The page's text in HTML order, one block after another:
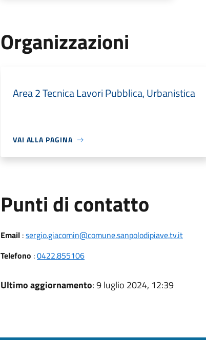
Organizzazioni
Area 2 Tecnica Lavori Pubblica, Urbanistica
VAI ALLA PAGINA
Punti di contatto
Email:sergio.giacomin@comune.sanpolodipiave.tv.it
Telefono :0422.855106
Ultimo aggiornamento: 9 luglio 2024, 12:39